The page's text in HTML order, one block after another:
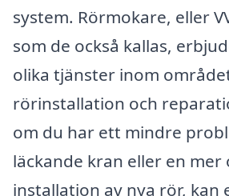
system. Rörmokare, eller
som de också kallas,
olika tjänster inom
rörinstallation och
om du har ett mindre
läckande kran eller en
installation av nya rör, kan